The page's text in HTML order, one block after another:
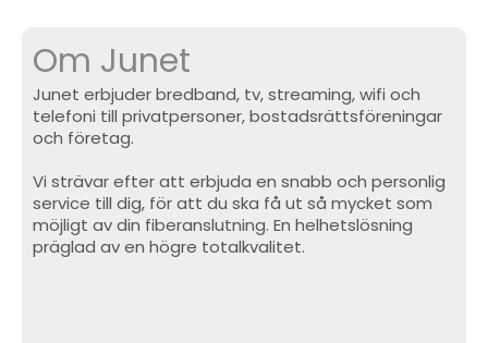
Om Junet
Junet erbjuder bredband, tv, streaming, wifi och
telefoni till privatpersoner, bostadsrättsföreningar
och företag.
Vi strävar efter att erbjuda en snabb och personlig
service till dig, för att du ska få ut så mycket som
möjligt av din fiberanslutning. En helhetslösning
präglad av en högre totalkvalitet.